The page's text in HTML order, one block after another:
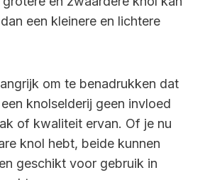
een kleinere en lichtere
om te benadrukken dat
knolselderij geen invloed
of kwaliteit ervan. Of je nu
knol hebt, beide kunnen
geschikt voor gebruik in